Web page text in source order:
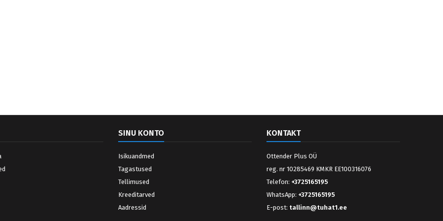
SINU KONTO
Isikuandmed
Tagastused
Tellimused
Kreeditarved
Aadressid
KONTAKT
Ottender Plus OÜ
reg. nr 10285469 KMKR EE100316076
Telefon: +3725165195
WhatsApp: +3725165195
E-post: tallinn@tuhat1.ee